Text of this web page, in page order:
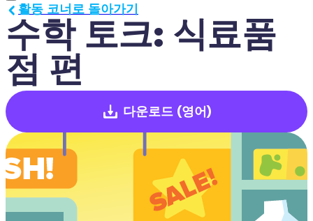
수학 토크: 식료품
점 편
활동 코너로 돌아가기
다운로드 (영어)